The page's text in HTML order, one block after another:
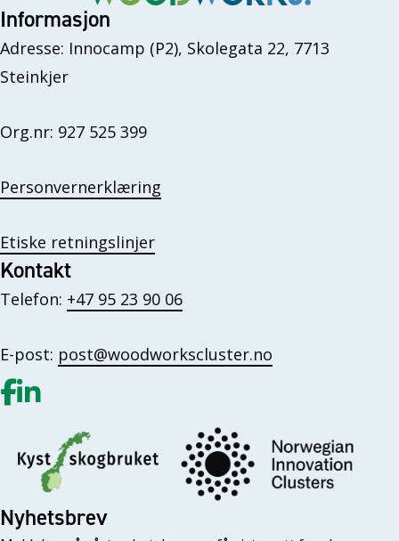
Informasjon
Adresse: Innocamp (P2), Skolegata 22, 7713
Steinkjer
Org.nr: 927 525 399
Personvernerklæring
Etiske retningslinjer
Kontakt
Telefon: +47 95 23 90 06
E-post: post@woodworkscluster.no
Gå til vår Facebook
Gå til vår LinkedIn
Nyhetsbrev